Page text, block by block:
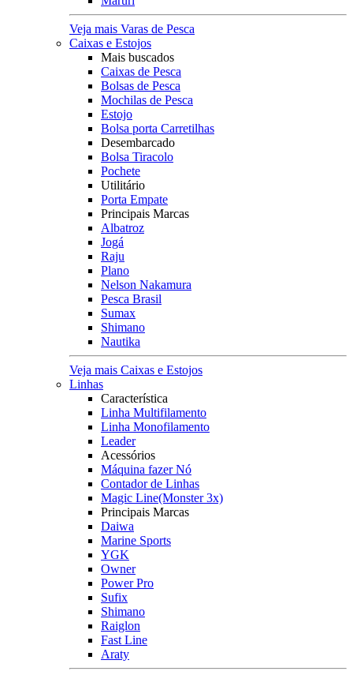
Veja mais Varas de Pesca
Caixas e Estojos
Mais buscados
Caixas de Pesca
Bolsas de Pesca
Mochilas de Pesca
Estojo
Bolsa porta Carretilhas
Desembarcado
Bolsa Tiracolo
Pochete
Utilitário
Porta Empate
Principais Marcas
Albatroz
Jogá
Raju
Plano
Nelson Nakamura
Pesca Brasil
Sumax
Shimano
Nautika
Veja mais Caixas e Estojos
Linhas
Característica
Linha Multifilamento
Linha Monofilamento
Leader
Acessórios
Máquina fazer Nó
Contador de Linhas
Magic Line(Monster 3x)
Principais Marcas
Daiwa
Marine Sports
YGK
Owner
Power Pro
Sufix
Shimano
Raiglon
Fast Line
Araty